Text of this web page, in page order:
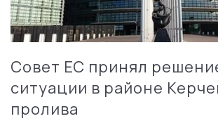
Совет ЕС принял
ситуации в районе
пролива